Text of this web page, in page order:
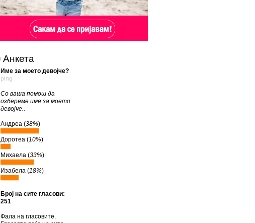
Анкета
Име за моето девојче?
ping
Со ваша помош да
озбереме име за моето
девојче..
Андреа (38%)
Доротеа (10%)
Михаела (33%)
Изабела (18%)
Број на сите гласови:
251
Фала на гласовите.